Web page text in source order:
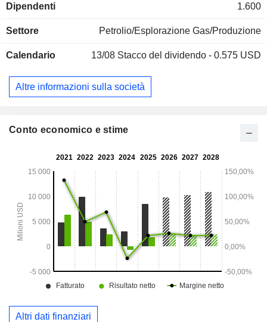
(4,5%).
Dipendenti 1.600
Settore Petrolio/Esplorazione Gas/Produzione
Calendario 13/08 Stacco del dividendo - 0.575 USD
Altre informazioni sulla società
Conto economico e stime
Altri dati finanziari